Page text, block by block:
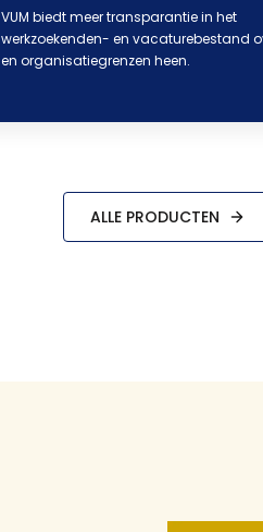
VUM biedt meer transparantie in het
werkzoekenden- en vacaturebestand
en organisatiegrenzen heen.
ALLE PRODUCTEN